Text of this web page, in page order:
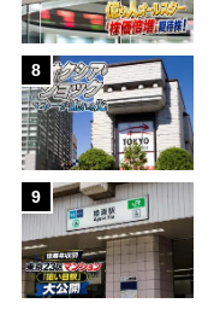
8
9